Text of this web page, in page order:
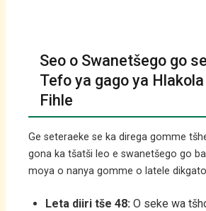
Seo o Swanetšego go
Tefo ya gago ya
Fihle
Ge seteraeke se ka direga gomme
gona ka tšatši leo e swanetšego go
moya o nanya gomme o latele
Leta diiri tše 48: O seke wa